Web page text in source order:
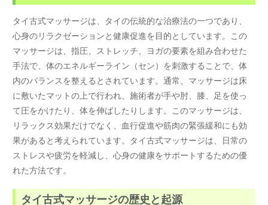
タイ古式マッサージは、タイの伝統的な治療法の一つであり、
心身のリラクゼーションと健康促進を目的としています。この
マッサージは、指圧、ストレッチ、ヨガの要素を組み合わせた
手法で、体のエネルギーライン（セン）を刺激することで、体
内のバランスを整えるとされています。通常、マッサージは床
に敷いたマットの上で行われ、施術者が手や肘、膝、足を使っ
て圧をかけたり、体を伸ばしたりします。このマッサージは、
リラックス効果だけでなく、血行促進や筋肉の緊張緩和にも効
果があると考えられています。タイ古式マッサージは、日常の
ストレスや疲労を軽減し、心身の健康をサポートするための優
れた方法です。
タイ古式マッサージの歴史と起源